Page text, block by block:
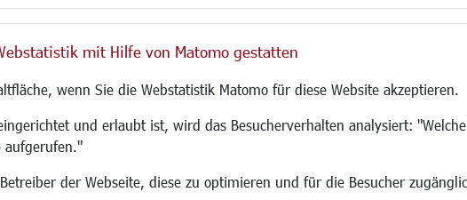
mit Hilfe von Matomo gestatten
wenn Sie die Webstatistik Matomo für diese Website akzeptieren.
und erlaubt ist, wird das Besucherverhalten analysiert:
der Webseite, diese zu optimieren und für die Besucher
Senioren/Haltestelle
Schule
Demokratie leben
Ukrainehilfe
Aktuelle Baustellen
CINDY S